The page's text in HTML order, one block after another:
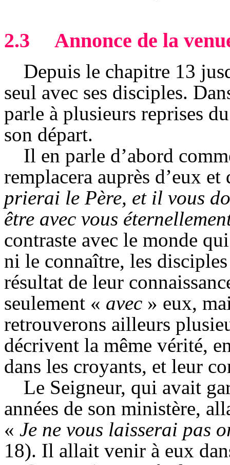
2.3 Annonce de la
Depuis le chapitre 13
seul avec ses disciples.
parle à plusieurs reprises
son départ.
Il en parle d’abord
remplacera auprès d’eux
prierai le Père, et il vous
être avec vous
contraste avec le monde
ni le connaître, les
résultat de leur
seulement « avec » eux,
retrouverons ailleurs
décrivent la même vérité,
dans les croyants, et leur
Le Seigneur, qui avait
années de son ministère,
« Je ne vous laisserai pas
18). Il allait venir à eux